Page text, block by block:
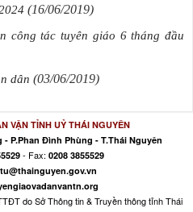
(16/06/2019)
công tác tuyên giáo 6 tháng đầu
dân (03/06/2019)
VẬN TỈNH UỶ THÁI NGUYÊN
P.Phan Đình Phùng - T.Thái Nguyên
- Fax: 0208 3855529
do Sở Thông tin & Truyền thông tỉnh Thái